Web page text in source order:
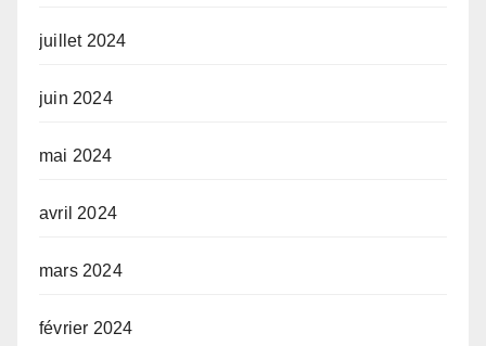
juillet 2024
juin 2024
mai 2024
avril 2024
mars 2024
février 2024